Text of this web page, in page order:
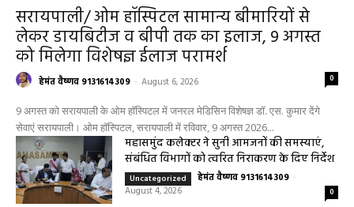
हेल्थ प्लस
सरायपाली/ ओम हॉस्पिटल सामान्य बीमारियों से
लेकर डायबिटीज व बीपी तक का इलाज, 9 अगस्त
को मिलेगा विशेषज्ञ ईलाज परामर्श
हेमंत वैष्णव 9131614309 - August 6, 2026
9 अगस्त को सरायपाली के ओम हॉस्पिटल में जनरल मेडिसिन विशेषज्ञ डॉ. एस. कुमार देंगे
सेवाएं सरायपाली। ओम हॉस्पिटल, सरायपाली में रविवार, 9 अगस्त 2026...
महासमुंद कलेक्टर ने सुनी आमजनों की समस्याएं,